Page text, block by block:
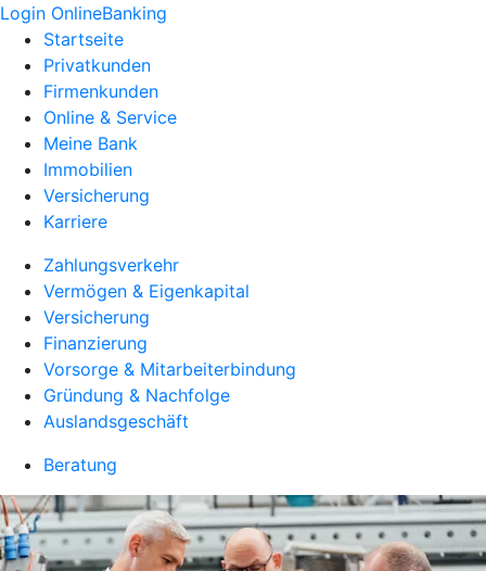
Login OnlineBanking
Startseite
Privatkunden
Firmenkunden
Online & Service
Meine Bank
Immobilien
Versicherung
Karriere
Zahlungsverkehr
Vermögen & Eigenkapital
Versicherung
Finanzierung
Vorsorge & Mitarbeiterbindung
Gründung & Nachfolge
Auslandsgeschäft
Beratung